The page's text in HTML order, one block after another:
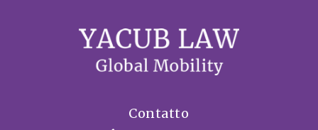
Contatto